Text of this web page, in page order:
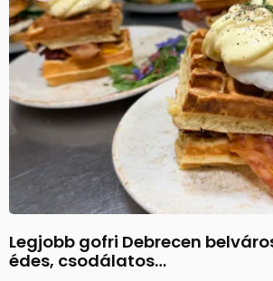
Legjobb gofri Debrecen
édes, csodálatos…